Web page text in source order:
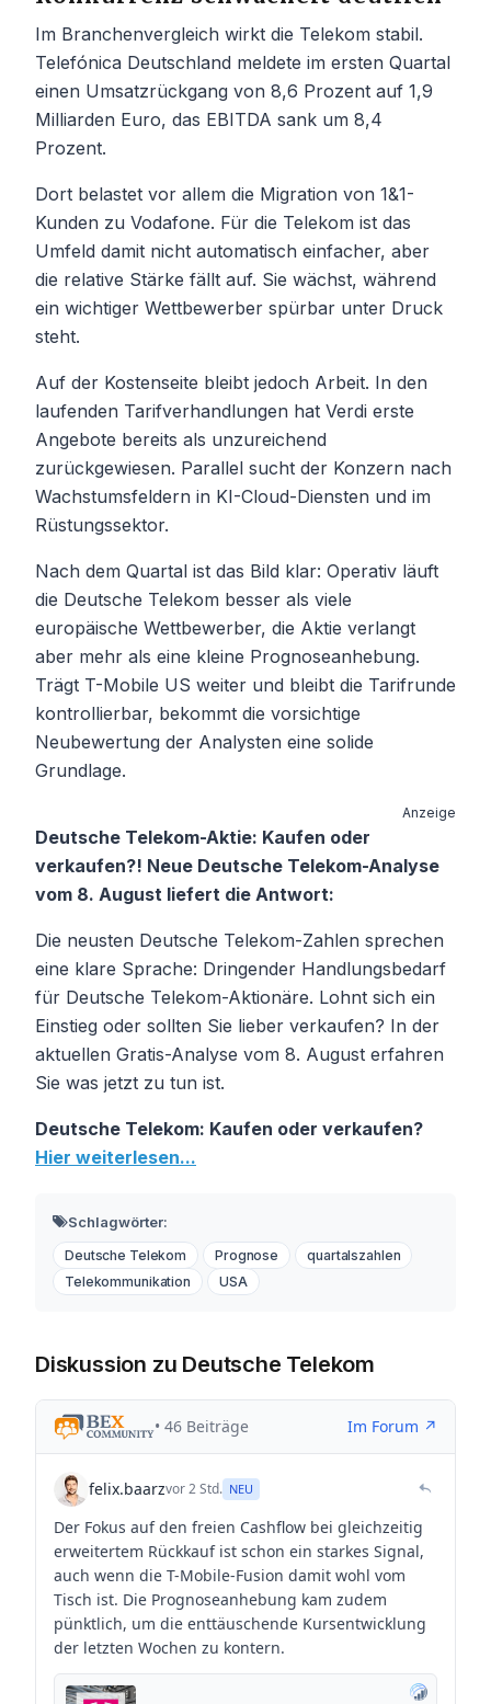
Im Branchenvergleich wirkt die Telekom stabil.
Telefónica Deutschland meldete im ersten Quartal
einen Umsatzrückgang von 8,6 Prozent auf 1,9
Milliarden Euro, das EBITDA sank um 8,4
Prozent.
Dort belastet vor allem die Migration von 1&1-
Kunden zu Vodafone. Für die Telekom ist das
Umfeld damit nicht automatisch einfacher, aber
die relative Stärke fällt auf. Sie wächst, während
ein wichtiger Wettbewerber spürbar unter Druck
steht.
Auf der Kostenseite bleibt jedoch Arbeit. In den
laufenden Tarifverhandlungen hat Verdi erste
Angebote bereits als unzureichend
zurückgewiesen. Parallel sucht der Konzern nach
Wachstumsfeldern in KI-Cloud-Diensten und im
Rüstungssektor.
Nach dem Quartal ist das Bild klar: Operativ läuft
die Deutsche Telekom besser als viele
europäische Wettbewerber, die Aktie verlangt
aber mehr als eine kleine Prognoseanhebung.
Trägt T-Mobile US weiter und bleibt die Tarifrunde
kontrollierbar, bekommt die vorsichtige
Neubewertung der Analysten eine solide
Grundlage.
Anzeige
Deutsche Telekom-Aktie: Kaufen oder
verkaufen?! Neue Deutsche Telekom-Analyse
vom 8. August liefert die Antwort:
Die neusten Deutsche Telekom-Zahlen sprechen
eine klare Sprache: Dringender Handlungsbedarf
für Deutsche Telekom-Aktionäre. Lohnt sich ein
Einstieg oder sollten Sie lieber verkaufen? In der
aktuellen Gratis-Analyse vom 8. August erfahren
Sie was jetzt zu tun ist.
Deutsche Telekom: Kaufen oder verkaufen?
Hier weiterlesen...
Schlagwörter:
Deutsche Telekom Prognose
quartalszahlen
Telekommunikation
USA
Diskussion zu Deutsche Telekom